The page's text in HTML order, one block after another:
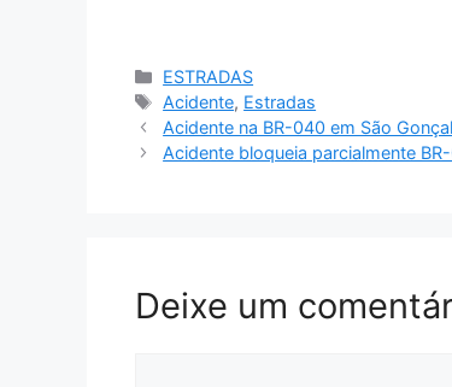
Categorias
ESTRADAS
Tags
Acidente, Estradas
Acidente na BR-040 em São
Acidente bloqueia parcialmente
Deixe um